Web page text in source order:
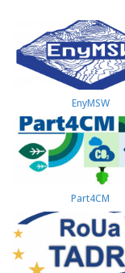
EnyMSW
Part4СМ